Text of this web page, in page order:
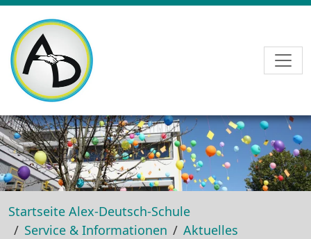
Skip to main navigation
Skip to main content
Skip to page footer
Startseite Alex-Deutsch-Schule
Service & Informationen
Aktuelles